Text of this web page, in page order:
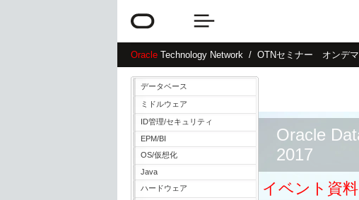
Oracle Technology Network OTNセミナー オンデ
データベース
ミドルウェア
ID管理/セキュリティ
EPM/BI
OS/仮想化
Java
ハードウェア
Oracle
2017
イベント資